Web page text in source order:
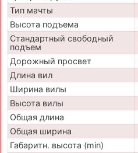
Тип мачты
Высота подъема
Стандартный свободный
подъем
Дорожный просвет
Длина вил
Ширина вилы
Высота вилы
Общая длина
Общая ширина
Габаритн. высота (min)